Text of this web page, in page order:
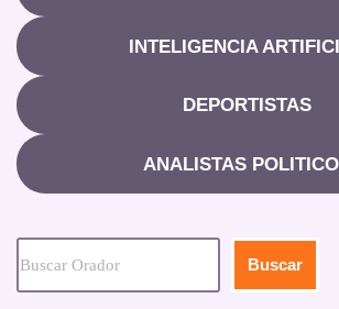
INTELIGENCIA
DEPORTISTAS
ANALISTAS
Buscar